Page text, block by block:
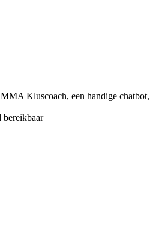
Kluscoach, een handige chatbot,